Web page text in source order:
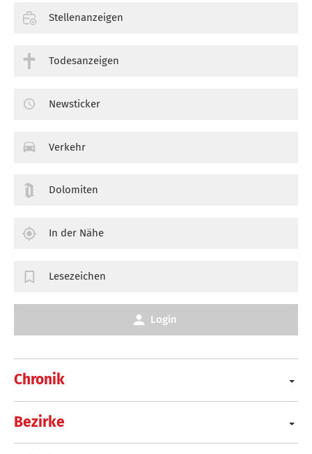
Chronik
Bezirke
Stellenanzeigen
Todesanzeigen
Newsticker
Verkehr
Dolomiten
In der Nähe
Lesezeichen
Login